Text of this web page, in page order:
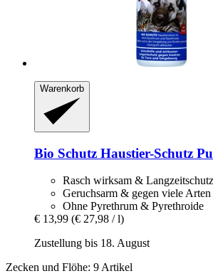
Warenkorb
Bio Schutz Haustier-​Schutz
Rasch wirksam & Langzeitschutz
Geruchsarm & gegen viele Arten
Ohne Pyrethrum & Pyrethroide
€ 13,99 (€ 27,98 / l)
Zustellung bis 18. August
Zecken und Flöhe: 9 Artikel